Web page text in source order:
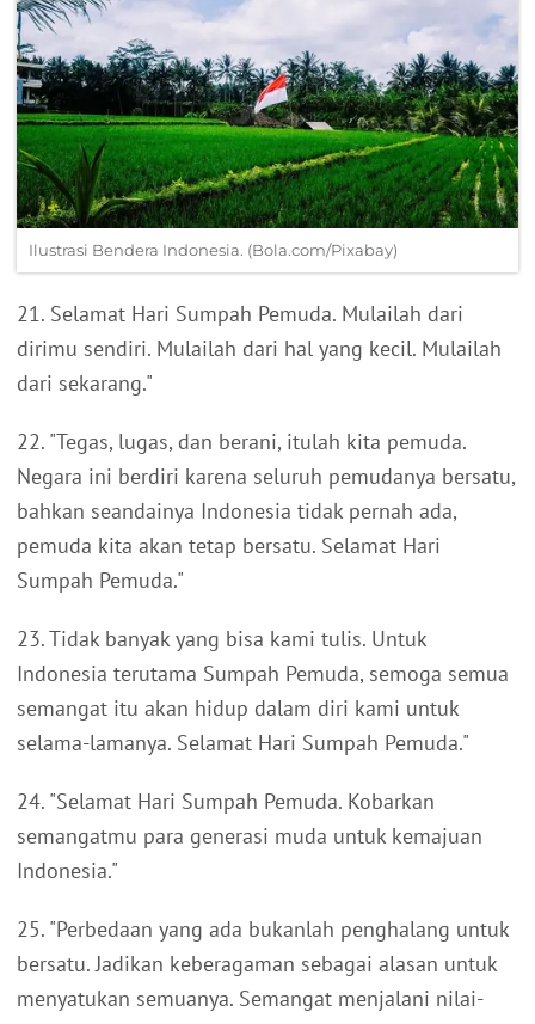
Ilustrasi Bendera Indonesia. (Bola.com/Pixabay)
21. Selamat Hari Sumpah Pemuda. Mulailah dari
dirimu sendiri. Mulailah dari hal yang kecil. Mulailah
dari sekarang."
22. "Tegas, lugas, dan berani, itulah kita pemuda.
Negara ini berdiri karena seluruh pemudanya bersatu,
bahkan seandainya Indonesia tidak pernah ada,
pemuda kita akan tetap bersatu. Selamat Hari
Sumpah Pemuda."
23. Tidak banyak yang bisa kami tulis. Untuk
Indonesia terutama Sumpah Pemuda, semoga semua
semangat itu akan hidup dalam diri kami untuk
selama-lamanya. Selamat Hari Sumpah Pemuda."
24. "Selamat Hari Sumpah Pemuda. Kobarkan
semangatmu para generasi muda untuk kemajuan
Indonesia."
25. "Perbedaan yang ada bukanlah penghalang untuk
bersatu. Jadikan keberagaman sebagai alasan untuk
menyatukan semuanya. Semangat menjalani nilai-